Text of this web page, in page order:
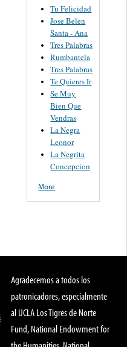
Tu Felicidad
Jose Belen
Santa - Ana
Tres Palabras
Rumbantela
Tres Palabras
Te Quieres Ir
Se Muy
Bien Que
Vendras
La Negra
Leonor
La Negrita
Concepcion
More
Agradecemos a todos los
patronicadores, especialmente
al UCLA Los Tigres de Norte
Fund, National Endowment for